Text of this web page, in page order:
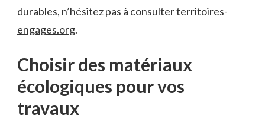
durables, n’hésitez pas à consulterterritoires-
engages.org.
Choisir des matériaux
écologiques pour vos
travaux